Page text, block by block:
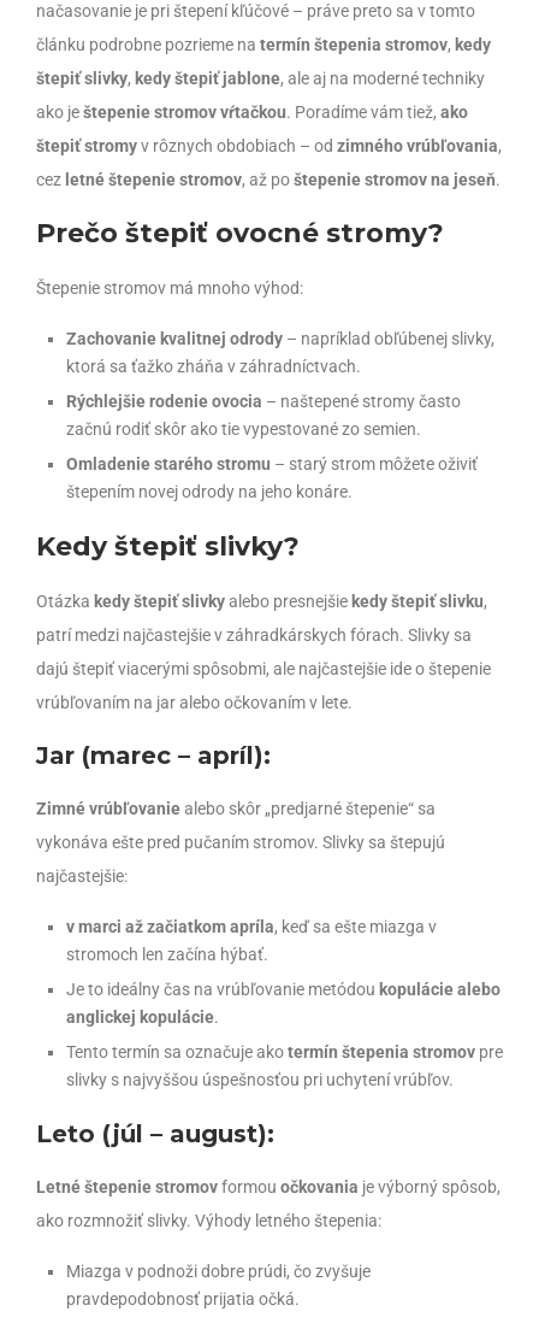
načasovanie je pri štepení kľúčové – práve preto sa v tomto
článku podrobne pozrieme na termín štepenia stromov, kedy
štepiť slivky, kedy štepiť jablone, ale aj na moderné techniky
ako ještepenie stromov vŕtačkou. Poradíme vám tiež, ako
štepiť stromyv rôznych obdobiach – od zimného vrúbľovania,
cez letné štepenie stromov, až poštepenie stromov na jeseň.
Prečo štepiť ovocné stromy?
Štepenie stromov má mnoho výhod:
Zachovanie kvalitnej odrody – napríklad obľúbenej slivky,
ktorá sa ťažko zháňa v záhradníctvach.
Rýchlejšie rodenie ovocia – naštepené stromy často
začnú rodiť skôr ako tie vypestované zo semien.
Omladenie starého stromu – starý strom môžete oživiť
štepením novej odrody na jeho konáre.
Kedy štepiť slivky?
Otázka kedy štepiť slivkyalebo presnejšie kedy štepiť slivku,
patrí medzi najčastejšie v záhradkárskych fórach. Slivky sa
dajú štepiť viacerými spôsobmi, ale najčastejšie ide o štepenie
vrúbľovaním na jar alebo očkovaním v lete.
Jar (marec – apríl):
Zimné vrúbľovaniealebo skôr „predjarné štepenie“ sa
vykonáva ešte pred pučaním stromov. Slivky sa štepujú
najčastejšie:
v marci až začiatkom apríla, keď sa ešte miazga v
stromoch len začína hýbať.
Je to ideálny čas na vrúbľovanie metódou kopulácie alebo
anglickej kopulácie.
Tento termín sa označuje akotermín štepenia stromov pre
slivky s najvyššou úspešnosťou pri uchytení vrúbľov.
Leto (júl – august):
Letné štepenie stromovformou očkovania je výborný spôsob,
ako rozmnožiť slivky. Výhody letného štepenia:
Miazga v podnoži dobre prúdi, čo zvyšuje
pravdepodobnosť prijatia očká.